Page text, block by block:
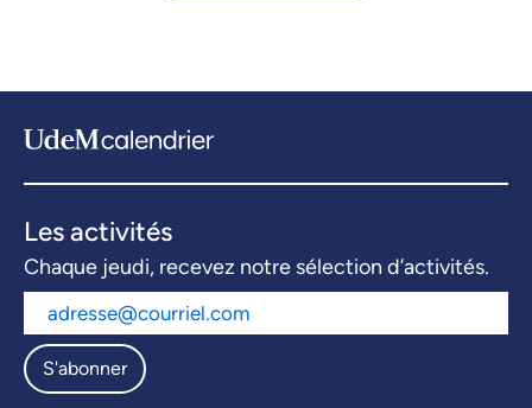
Les activités
Chaque jeudi, recevez notre sélection d’activités.
S'abonner